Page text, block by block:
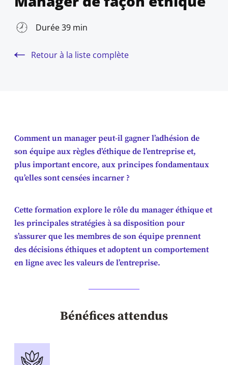
Durée 39 min
Retour à la liste complète
Comment un manager peut-il gagner l’adhésion de
son équipe aux règles d’éthique de l’entreprise et,
plus important encore, aux principes fondamentaux
qu’elles sont censées incarner ?
Cette formation explore le rôle du manager éthique et
les principales stratégies à sa disposition pour
s’assurer que les membres de son équipe prennent
des décisions éthiques et adoptent un comportement
en ligne avec les valeurs de l’entreprise.
Bénéfices attendus